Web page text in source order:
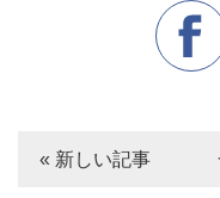
« 新しい記事